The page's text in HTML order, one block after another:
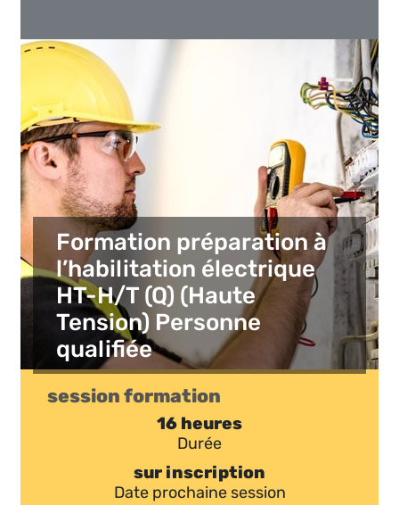
Formation préparation à
l’habilitation électrique
HT-H/T (Q) (Haute
Tension) Personne
qualifiée
session formation
16 heures
Durée
sur inscription
Date prochaine session